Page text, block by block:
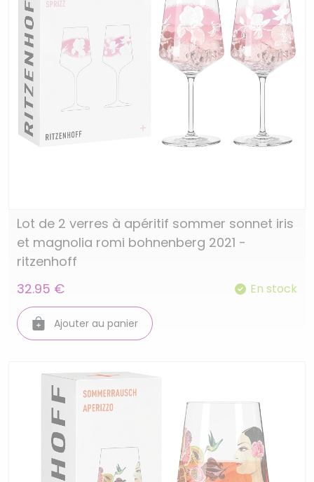
Lot de 2 verres à apéritif sommer sonnet iris
et magnolia romi bohnenberg 2021 -
ritzenhoff
32.95 €
En stock
Ajouter au panier